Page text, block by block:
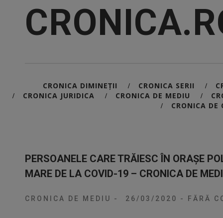
CRONICA DIMINEȚII / CRONICA SERII /
/ CRONICA JURIDICA / CRONICA DE MEDIU /
/ CRONICA DE
PERSOANELE CARE TRĂIESC ÎN ORAȘE
MARE DE LA COVID-19 – CRONICA DE
CRONICA DE MEDIU - 26/03/2020 - FĂRĂ